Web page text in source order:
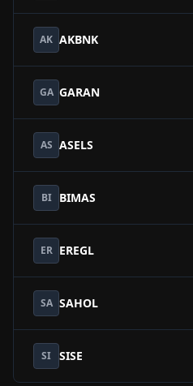
AK AKBNK
GA GARAN
AS ASELS
BI BIMAS
ER EREGL
SA SAHOL
SI SISE